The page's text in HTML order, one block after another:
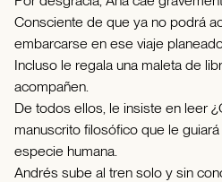
Consciente de que ya no podrá
embarcarse en ese viaje
Incluso le regala una maleta de
acompañen.
De todos ellos, le insiste en leer
manuscrito filosófico que le
especie humana.
Andrés sube al tren solo y sin